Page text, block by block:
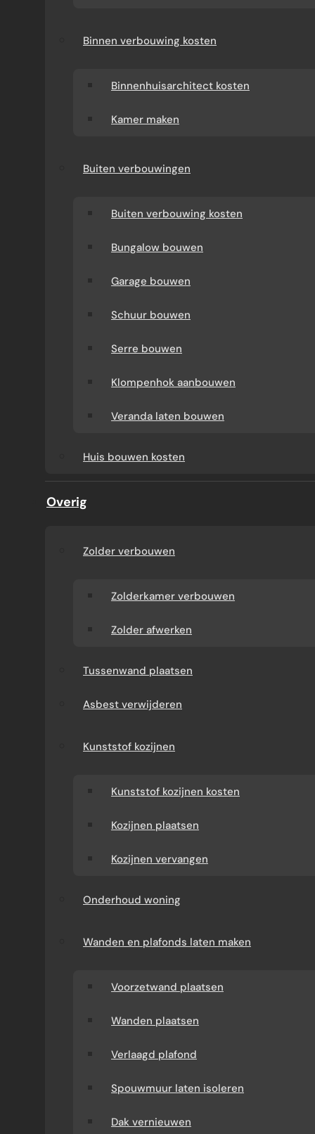
Binnen verbouwing kosten
Binnenhuisarchitect kosten
Kamer maken
Buiten verbouwingen
Buiten verbouwing kosten
Bungalow bouwen
Garage bouwen
Schuur bouwen
Serre bouwen
Klompenhok aanbouwen
Veranda laten bouwen
Huis bouwen kosten
Overig
Zolder verbouwen
Zolderkamer verbouwen
Zolder afwerken
Tussenwand plaatsen
Asbest verwijderen
Kunststof kozijnen
Kunststof kozijnen kosten
Kozijnen plaatsen
Kozijnen vervangen
Onderhoud woning
Wanden en plafonds laten maken
Voorzetwand plaatsen
Wanden plaatsen
Verlaagd plafond
Spouwmuur laten isoleren
Dak vernieuwen
AANBOUW 3 METER
kost en welke keuzes invloed hebben op de
prijs? Verbouw-Gigant geeft helder inzicht in
fundering, staalconstructie, pui, afwerking en
afspraken en houdt u grip op uw budget.
Direct uw offerte ontvangenWhatsapp met ons